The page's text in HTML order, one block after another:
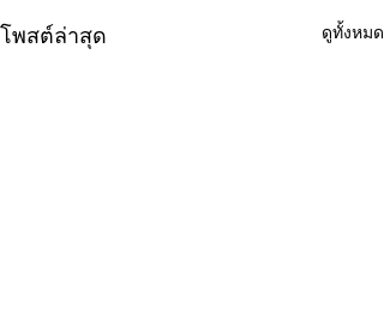
โพสต์ล่าสุด ดูทั้งหมด